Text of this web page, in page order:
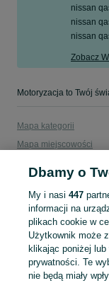
nissan
nissan
nissan
Zobacz
Mapa kategorii
Mapa miejscowości
Popularne wyszukiwania
Dbamy o
My i nasi 447
informacji na
plikach cookie w
Użytkownik może
klikając poniżej
prywatności. Te
nie będą miały